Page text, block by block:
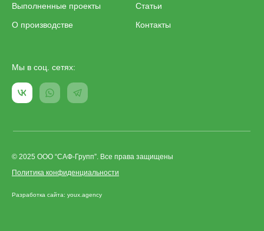
© 2025 ООО “САФ-Групп”. Все права защищены
Политика конфиденциальности
Разработка сайта: youx.agency
Выполненные проекты
О производстве
Статьи
Контакты
Мы в соц. сетях: